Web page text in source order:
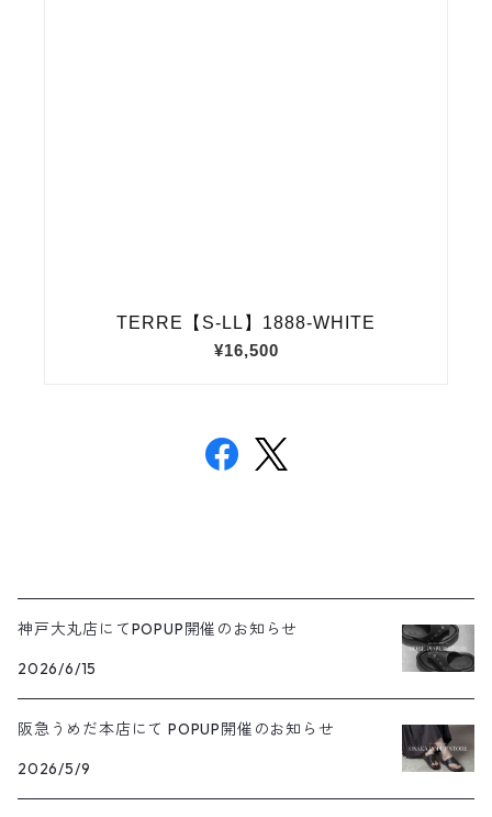
神戸大丸店にてPOPUP開催のお知らせ
2026/6/15
阪急うめだ本店にて POPUP開催のお知らせ
2026/5/9